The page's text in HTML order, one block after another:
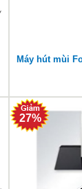
Máy hút mùi
27%